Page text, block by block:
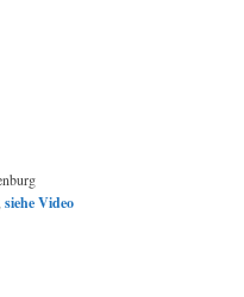
siehe Video